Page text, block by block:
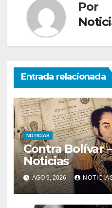
Por
Entrada relacionada
NOTICIAS
Contra Bolívar
Noticias
AGO 9, 2026